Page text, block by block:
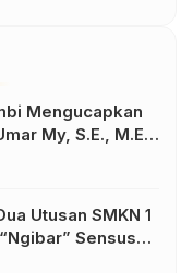
Mengucapkan
My, S.E., M.E.
Provinsi Jambi
Utusan SMKN 1
Sensus